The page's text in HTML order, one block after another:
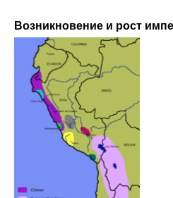
Возникновение и рост